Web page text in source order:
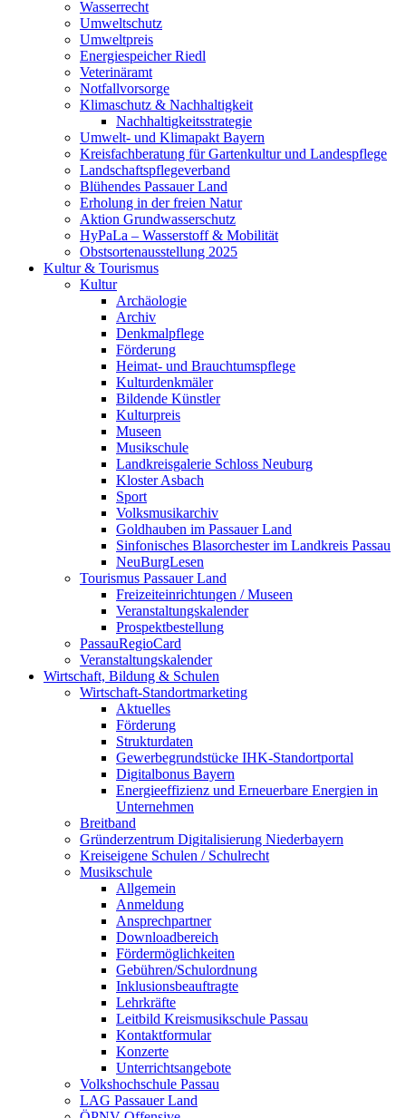
Wasserrecht
Umweltschutz
Umweltpreis
Energiespeicher Riedl
Veterinäramt
Notfallvorsorge
Klimaschutz & Nachhaltigkeit
Nachhaltigkeitsstrategie
Umwelt- und Klimapakt Bayern
Kreisfachberatung für Gartenkultur und Landespflege
Landschaftspflegeverband
Blühendes Passauer Land
Erholung in der freien Natur
Aktion Grundwasserschutz
HyPaLa – Wasserstoff & Mobilität
Obstsortenausstellung 2025
Kultur & Tourismus
Kultur
Archäologie
Archiv
Denkmalpflege
Förderung
Heimat- und Brauchtumspflege
Kulturdenkmäler
Bildende Künstler
Kulturpreis
Museen
Musikschule
Landkreisgalerie Schloss Neuburg
Kloster Asbach
Sport
Volksmusikarchiv
Goldhauben im Passauer Land
Sinfonisches Blasorchester im Landkreis Passau
NeuBurgLesen
Tourismus Passauer Land
Freizeiteinrichtungen / Museen
Veranstaltungskalender
Prospektbestellung
PassauRegioCard
Veranstaltungskalender
Wirtschaft, Bildung & Schulen
Wirtschaft-Standortmarketing
Aktuelles
Förderung
Strukturdaten
Gewerbegrundstücke IHK-Standortportal
Digitalbonus Bayern
Energieeffizienz und Erneuerbare Energien in
Unternehmen
Breitband
Gründerzentrum Digitalisierung Niederbayern
Kreiseigene Schulen / Schulrecht
Musikschule
Allgemein
Anmeldung
Ansprechpartner
Downloadbereich
Fördermöglichkeiten
Gebühren/Schulordnung
Inklusionsbeauftragte
Lehrkräfte
Leitbild Kreismusikschule Passau
Kontaktformular
Konzerte
Unterrichtsangebote
Volkshochschule Passau
LAG Passauer Land